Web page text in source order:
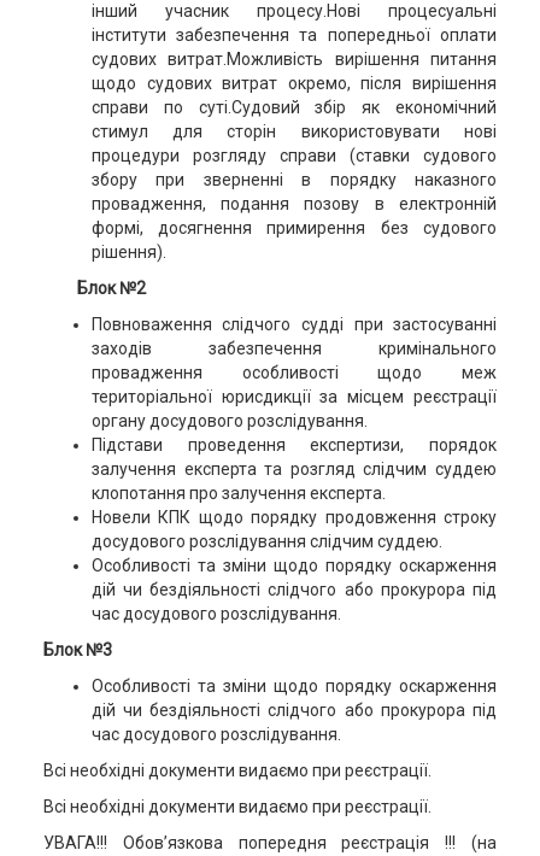
інший учасник процесу.Нові процесуальні
інститути забезпечення та попередньої оплати
судових витрат.Можливість вирішення питання
щодо судових витрат окремо, після вирішення
справи по суті.Судовий збір як економічний
стимул для сторін використовувати нові
процедури розгляду справи (ставки судового
збору при зверненні в порядку наказного
провадження, подання позову в електронній
формі, досягнення примирення без судового
рішення).
Блок №2
Повноваження слідчого судді при застосуванні
заходів забезпечення кримінального
провадження особливості щодо меж
територіальної юрисдикції за місцем реєстрації
органу досудового розслідування.
Підстави проведення експертизи, порядок
залучення експерта та розгляд слідчим суддею
клопотання про залучення експерта.
Новели КПК щодо порядку продовження строку
досудового розслідування слідчим суддею.
Особливості та зміни щодо порядку оскарження
дій чи бездіяльності слідчого або прокурора під
час досудового розслідування.
Блок №3
Особливості та зміни щодо порядку оскарження
дій чи бездіяльності слідчого або прокурора під
час досудового розслідування.
Всі необхідні документи видаємо при реєстрації.
Всі необхідні документи видаємо при реєстрації.
УВАГА!!! Обов’язкова попередня реєстрація !!! (на